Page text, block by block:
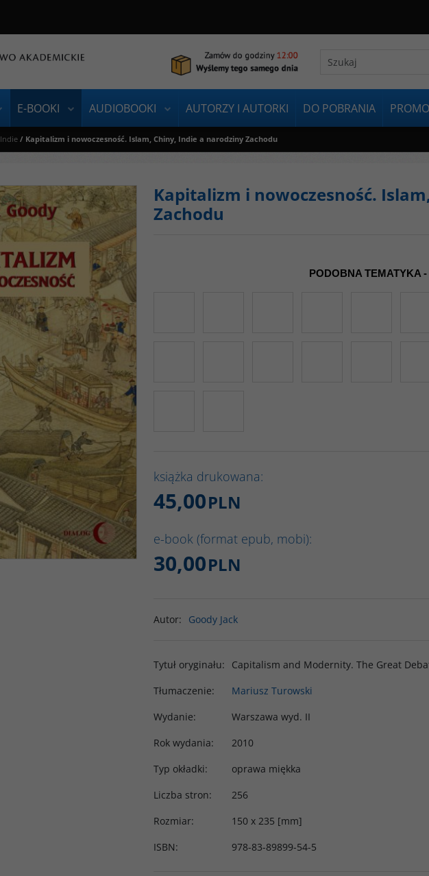
E-BOOKI AUDIOBOOKI AUTORZY I AUTORKI DO POBRANIA
Indie / Kapitalizm i nowoczesność. Islam, Chiny, Indie a narodziny Zachodu
Kapitalizm i nowoczesność.
Zachodu
PODOBNA TEMATYKA
książka drukowana:
45,00PLN
e-book (format epub, mobi):
30,00PLN
Autor: Goody Jack
Tytuł oryginału:
Capitalism and Modernity. The Great
Tłumaczenie:
Mariusz Turowski
Wydanie:
Warszawa wyd. II
Rok wydania:
2010
Typ okładki:
oprawa miękka
Liczba stron:
256
Rozmiar:
150 x 235 [mm]
ISBN: 978-83-89899-54-5